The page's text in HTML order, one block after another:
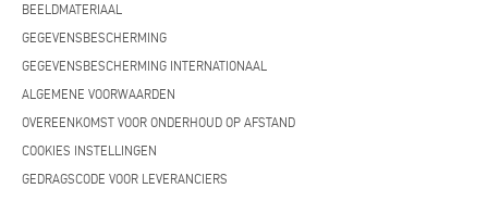
BEELDMATERIAAL
GEGEVENSBESCHERMING
GEGEVENSBESCHERMING INTERNATIONAAL
ALGEMENE VOORWAARDEN
OVEREENKOMST VOOR ONDERHOUD OP AFSTAND
COOKIES INSTELLINGEN
GEDRAGSCODE VOOR LEVERANCIERS